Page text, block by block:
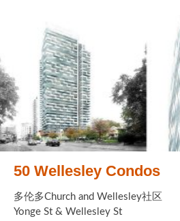
50 Wellesley Condos
多伦多Church and Wellesley社区
Yonge St & Wellesley St